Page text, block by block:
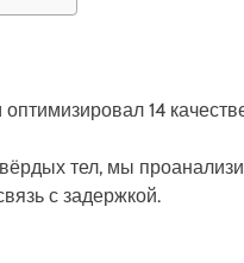
оптимизировал 14
тел, мы
с задержкой.